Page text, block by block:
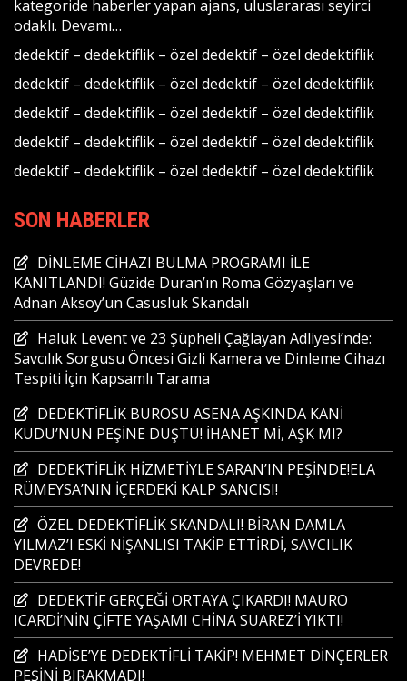
kategoride haberler yapan ajans, uluslararası seyirci
odaklı. Devamı…
dedektif – dedektiflik – özel dedektif – özel dedektiflik
dedektif – dedektiflik – özel dedektif – özel dedektiflik
dedektif – dedektiflik – özel dedektif – özel dedektiflik
dedektif – dedektiflik – özel dedektif – özel dedektiflik
dedektif – dedektiflik – özel dedektif – özel dedektiflik
SON HABERLER
DİNLEME CİHAZI BULMA PROGRAMI İLE
KANITLANDI! Güzide Duran’ın Roma Gözyaşları ve
Adnan Aksoy’un Casusluk Skandalı
Haluk Levent ve 23 Şüpheli Çağlayan Adliyesi’nde:
Savcılık Sorgusu Öncesi Gizli Kamera ve Dinleme Cihazı
Tespiti İçin Kapsamlı Tarama
DEDEKTİFLİK BÜROSU ASENA AŞKINDA KANİ
KUDU’NUN PEŞİNE DÜŞTÜ! İHANET Mİ, AŞK MI?
DEDEKTİFLİK HİZMETİYLE SARAN’IN PEŞİNDE!ELA
RÜMEYSA’NIN İÇERDEKİ KALP SANCISI!
ÖZEL DEDEKTİFLİK SKANDALI! BİRAN DAMLA
YILMAZ’I ESKİ NİŞANLISI TAKİP ETTİRDİ, SAVCILIK
DEVREDE!
DEDEKTİF GERÇEĞİ ORTAYA ÇIKARDI! MAURO
ICARDİ’NİN ÇİFTE YAŞAMI CHİNA SUAREZ’İ YIKTI!
HADİSE’YE DEDEKTİFLİ TAKİP! MEHMET DİNÇERLER
PEŞİNİ BIRAKMADI!